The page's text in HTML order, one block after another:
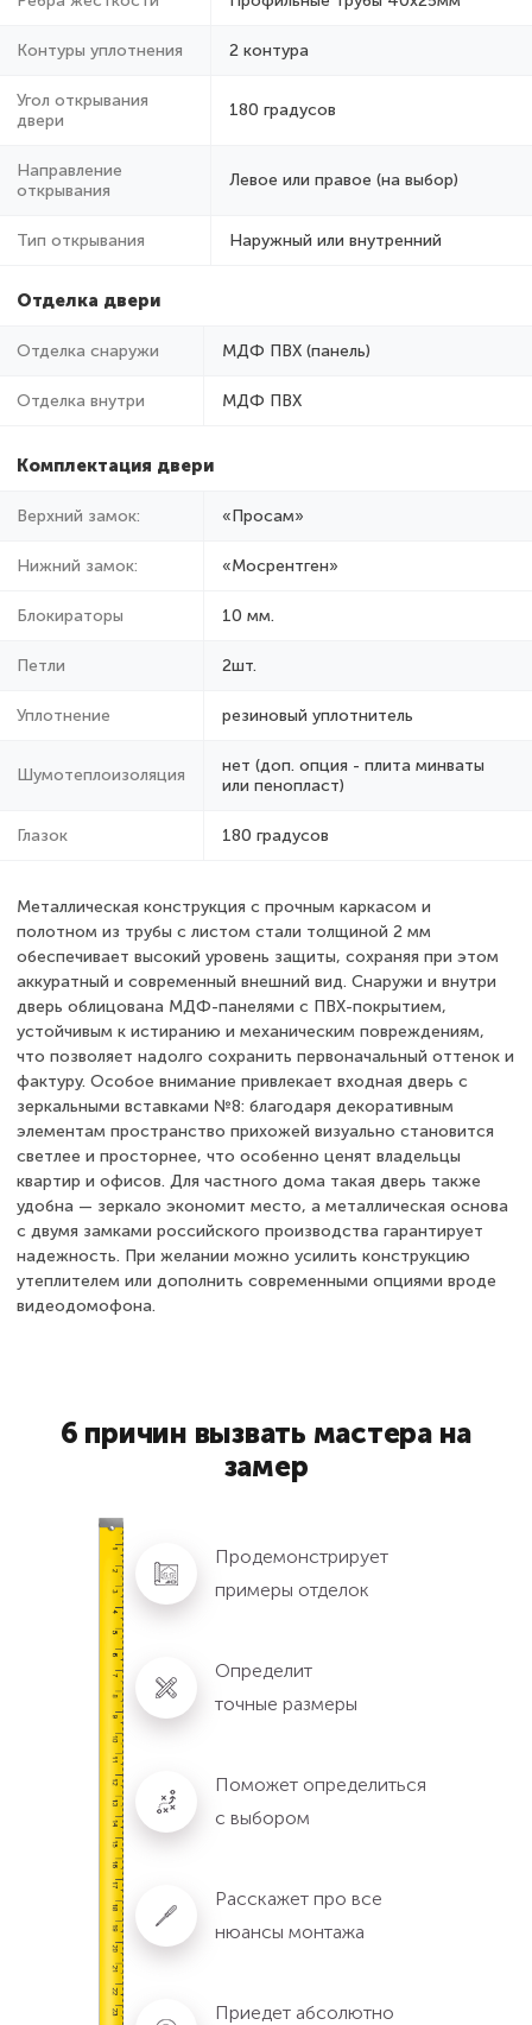
Контуры уплотнения 2 контура
Угол открывания
двери
180 градусов
Направление
открывания
Левое или правое (на выбор)
Тип открывания Наружный или внутренний
Отделка двери
Отделка снаружи МДФ ПВХ (панель)
Отделка внутри МДФ ПВХ
Комплектация двери
Верхний замок: «Просам»
Нижний замок: «Мосрентген»
Блокираторы 10 мм.
Петли 2шт.
Уплотнение резиновый уплотнитель
Шумотеплоизоляция
нет (доп. опция - плита минваты
или пенопласт)
Глазок 180 градусов
Металлическая конструкция с прочным каркасом и
полотном из трубы с листом стали толщиной 2 мм
обеспечивает высокий уровень защиты, сохраняя при этом
аккуратный и современный внешний вид. Снаружи и внутри
дверь облицована МДФ-панелями с ПВХ-покрытием,
устойчивым к истиранию и механическим повреждениям,
что позволяет надолго сохранить первоначальный оттенок и
фактуру. Особое внимание привлекает входная дверь с
зеркальными вставками №8: благодаря декоративным
элементам пространство прихожей визуально становится
светлее и просторнее, что особенно ценят владельцы
квартир и офисов. Для частного дома такая дверь также
удобна — зеркало экономит место, а металлическая основа
с двумя замками российского производства гарантирует
надежность. При желании можно усилить конструкцию
утеплителем или дополнить современными опциями вроде
видеодомофона.
6 причин вызвать мастера на
замер
Продемонстрирует
примеры отделок
Определит
точные размеры
Поможет определиться
с выбором
Расскажет про все
нюансы монтажа
Приедет абсолютно